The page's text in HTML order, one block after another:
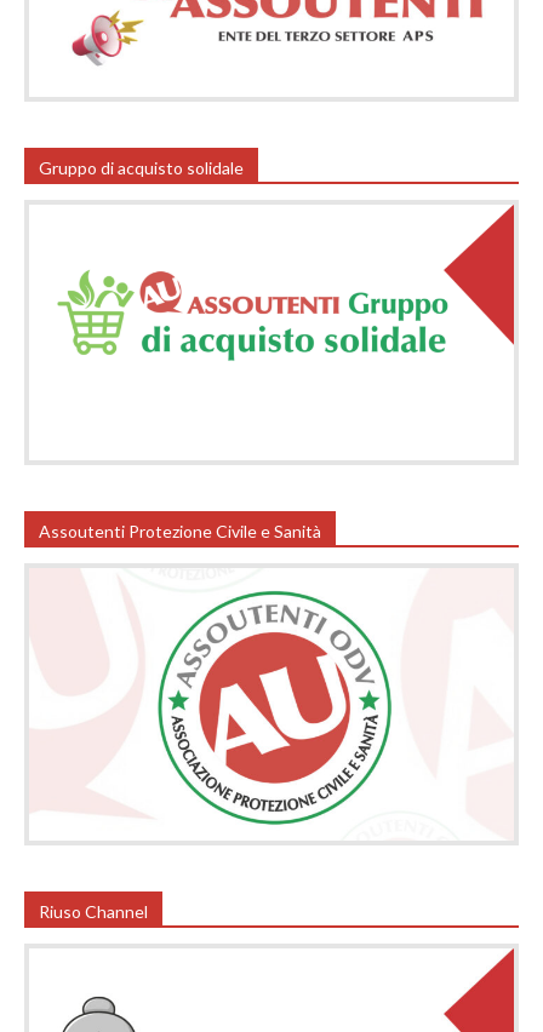
Gruppo di acquisto solidale
Assoutenti Protezione Civile e Sanità
Riuso Channel